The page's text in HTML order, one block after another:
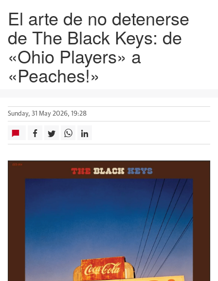
El arte de no detenerse
de The Black Keys: de
«Ohio Players» a
«Peaches!»
Sunday, 31 May 2026, 19:28